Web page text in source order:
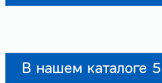
В нашем каталоге